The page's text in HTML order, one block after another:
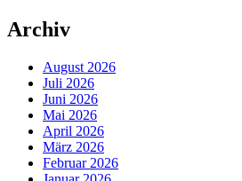
Archiv
August 2026
Juli 2026
Juni 2026
Mai 2026
April 2026
März 2026
Februar 2026